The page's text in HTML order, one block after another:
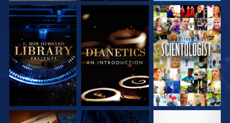
SERIE
ENTDECKEN
ENTDECKEN
ANSEHEN